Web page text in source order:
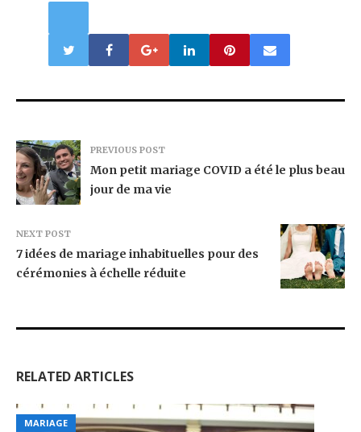
PREVIOUS POST
Mon petit mariage COVID a été le plus beau
jour de ma vie
NEXT POST
7 idées de mariage inhabituelles pour des
cérémonies à échelle réduite
RELATED ARTICLES
MARIAGE